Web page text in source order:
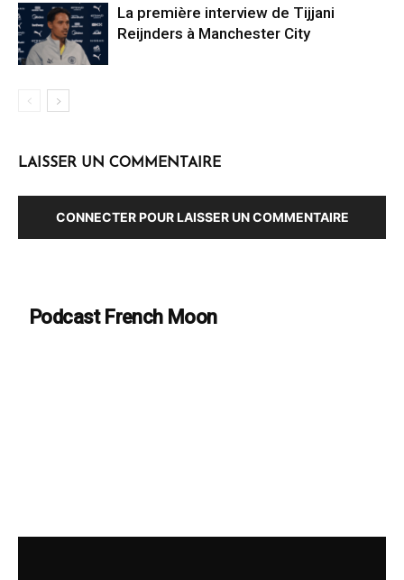
La première interview de Tijjani
Reijnders à Manchester City
LAISSER UN COMMENTAIRE
CONNECTER POUR LAISSER UN COMMENTAIRE
Podcast French Moon